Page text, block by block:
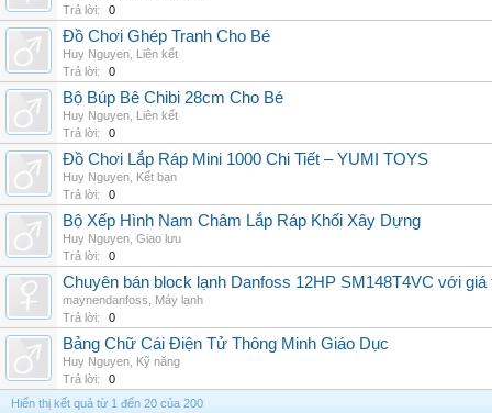
Trả lời:
0
Đồ Chơi Ghép Tranh Cho Bé
Huy Nguyen Liên kết
Trả lời:
0
Bộ Búp Bê Chibi 28cm Cho Bé
Huy Nguyen Liên kết
Trả lời:
0
Đồ Chơi Lắp Ráp Mini 1000 Chi Tiết – YUMI TOYS
Huy Nguyen Kết bạn
Trả lời:
0
Bộ Xếp Hình Nam Châm Lắp Ráp Khối Xây Dựng
Huy Nguyen Giao lưu
Trả lời:
0
Chuyên bán block lạnh Danfoss 12HP SM148T4VC với
maynendanfoss
Máy lạnh
Trả lời:
0
Bảng Chữ Cái Điện Tử Thông Minh Giáo Dục
Huy Nguyen Kỹ năng
Trả lời:
0
Hiển thị kết quả từ 1 đến 20 của 200